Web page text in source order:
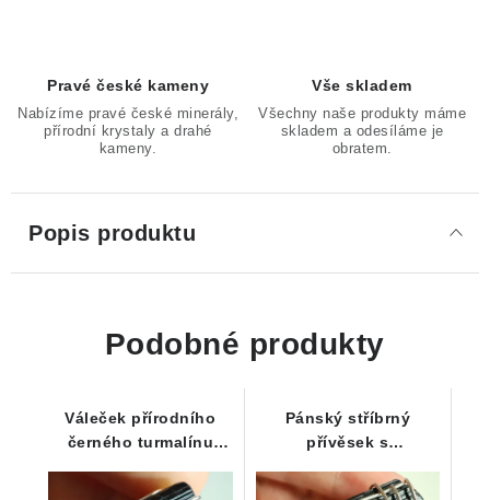
Pravé české kameny
Nabízíme pravé české minerály,
přírodní krystaly a drahé
kameny.
Vše skladem
Všechny naše produkty máme
skladem a odesíláme je
obratem.
Popis produktu
Podobné produkty
Váleček přírodního
černého turmalínu
Pánský stříbrný
přívěsek s
černého turmalínu